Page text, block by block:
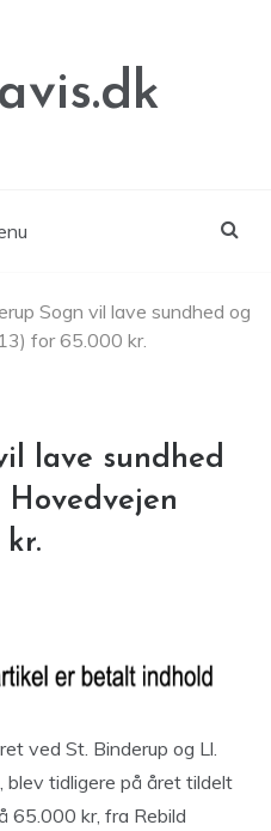
Sogn vil lave sundhed og
for 65.000 kr.
lave sundhed
kr.
ved St. Binderup og Ll.
blev tidligere på året tildelt
65.000 kr, fra Rebild